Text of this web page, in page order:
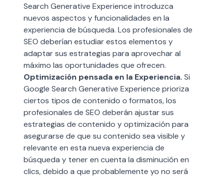
Search Generative Experience introduzca
nuevos aspectos y funcionalidades en la
experiencia de búsqueda. Los profesionales de
SEO deberían estudiar estos elementos y
adaptar sus estrategias para aprovechar al
máximo las oportunidades que ofrecen.
Optimización pensada en la Experiencia. Si
Google Search Generative Experience prioriza
ciertos tipos de contenido o formatos, los
profesionales de SEO deberán ajustar sus
estrategias de contenido y optimización para
asegurarse de que su contenido sea visible y
relevante en esta nueva experiencia de
búsqueda y tener en cuenta la disminución en
clics, debido a que probablemente yo no será